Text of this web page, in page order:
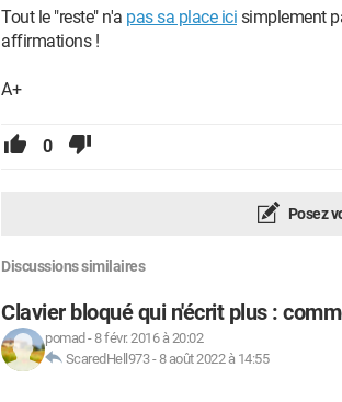
Tout le "reste" n'a pas sa place ici simplement
affirmations !
A+
0
Posez
Discussions similaires
Clavier bloqué qui n'écrit plus :
pomad -8 févr. 2016 à 20:02
ScaredHell973-8 août 2022 à 14:55